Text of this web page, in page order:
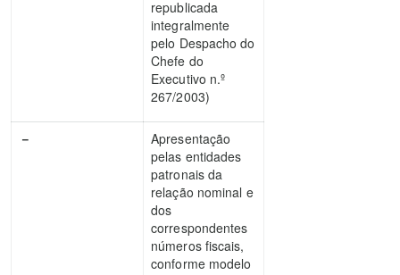
republicada
integralmente
pelo Despacho do
Chefe do
Executivo n.º
267/2003)
－
Apresentação
pelas entidades
patronais da
relação nominal e
dos
correspondentes
números fiscais,
conforme modelo